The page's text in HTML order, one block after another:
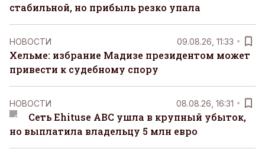
стабильной, но прибыль резко упала
НОВОСТИ 09.08.26, 11:33
Хельме: избрание Мадизе президентом может
привести к судебному спору
НОВОСТИ 08.08.26, 16:31
Сеть Ehituse ABC ушла в крупный убыток,
но выплатила владельцу 5 млн евро